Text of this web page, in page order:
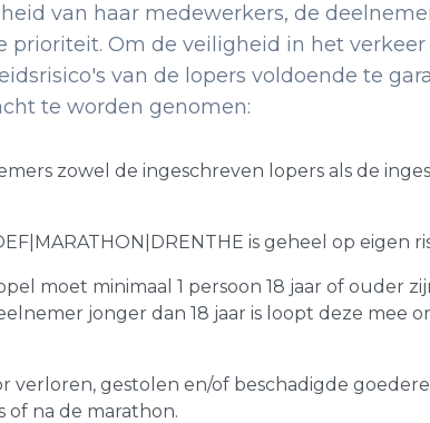
van haar medewerkers, de
prioriteit. Om de veiligheid in het
van de lopers voldoende te
te worden genomen:
zowel de ingeschreven lopers als de
is geheel op eigen
moet minimaal 1 persoon 18 jaar of ouder
jonger dan 18 jaar is loopt deze mee
verloren, gestolen en/of beschadigde
of na de marathon.